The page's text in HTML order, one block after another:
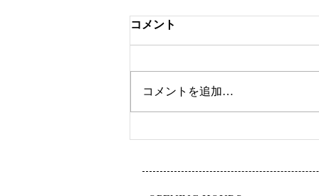
ツートンカラー
コメント
コメントを追加…